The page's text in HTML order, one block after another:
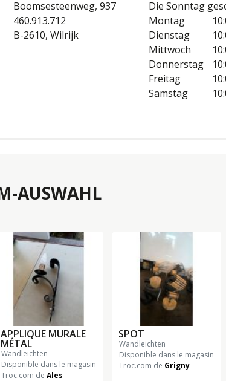
Boomsesteenweg, 937
460.913.712
B-2610, Wilrijk
Die Sonntag
Montag
Dienstag
Mittwoch
Donnerstag
Freitag
Samstag
AUSWAHL
APPLIQUE MURALE
MÉTAL
wandleichten
Disponible dans le magasin
Troc.com de Ales
SPOT
wandleichten
Disponible dans le magasin
Troc.com de Grigny